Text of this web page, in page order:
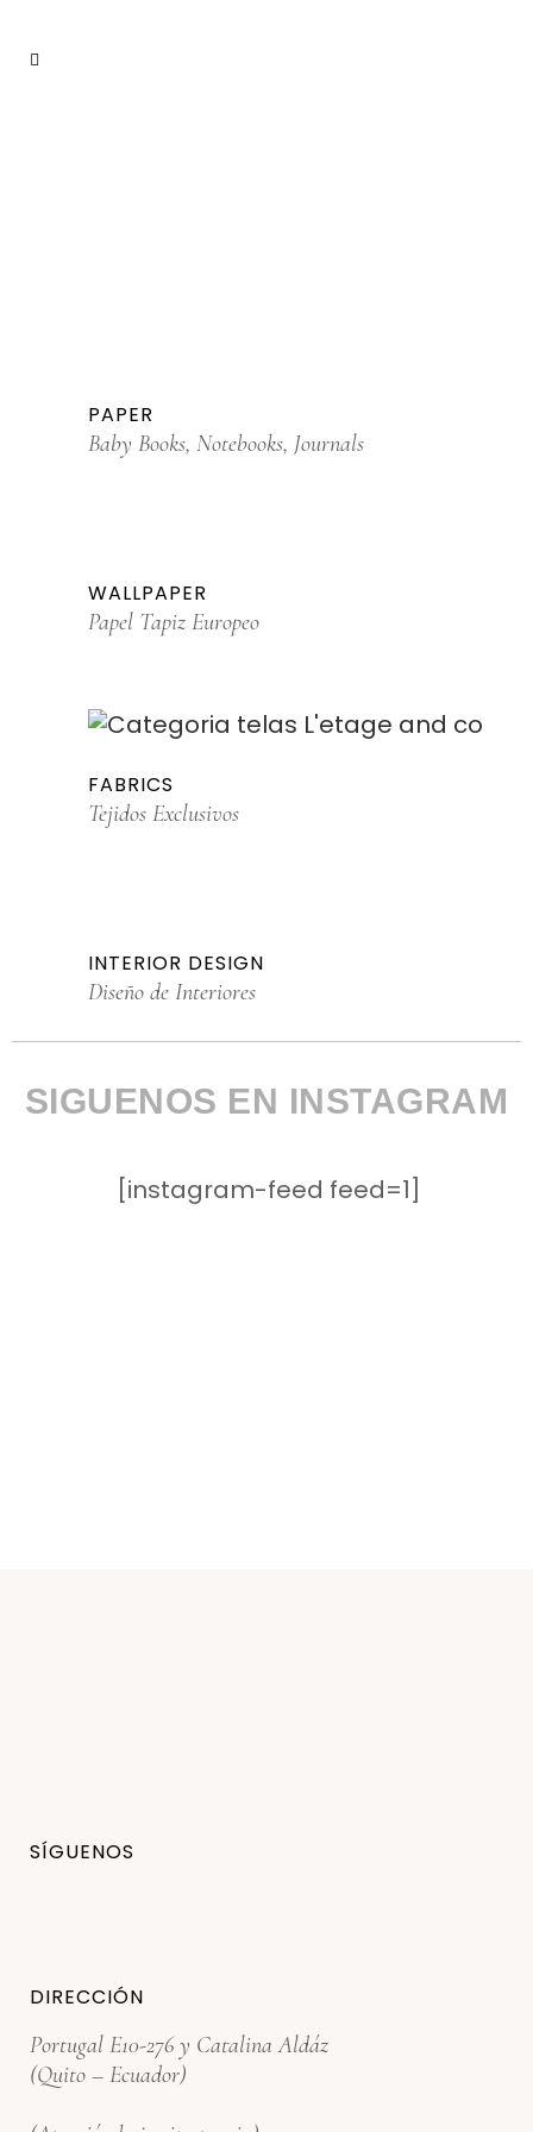
PAPER
Baby Books, Notebooks, Journals
WALLPAPER
Papel Tapiz Europeo
FABRICS
Tejidos Exclusivos
INTERIOR DESIGN
Diseño de Interiores
SIGUENOS EN INSTAGRAM
[instagram-feed feed=1]
SÍGUENOS
DIRECCIÓN
Portugal E10-276 y Catalina Aldáz
(Quito – Ecuador)